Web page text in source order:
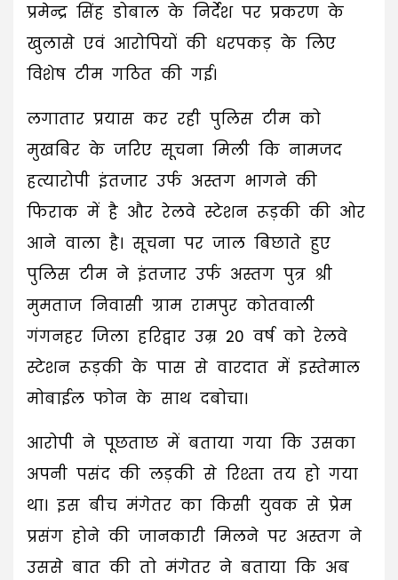
प्रमेन्द्र सिंह डोबाल के निर्देश पर प्रकरण के
खुलासे एवं आरोपियों की धरपकड़ के लिए
विशेष टीम गठित की गई।
लगातार प्रयास कर रही पुलिस टीम को
मुखबिर के जरिए सूचना मिली कि नामजद
हत्यारोपी इंतजार उर्फ अस्तग भागने की
फिराक में है और रेलवे स्टेशन रूड़की की ओर
आने वाला है। सूचना पर जाल बिछाते हुए
पुलिस टीम ने इंतजार उर्फ अस्तग पुत्र श्री
मुमताज निवासी ग्राम रामपुर कोतवाली
गंगनहर जिला हरिद्वार उम्र 20 वर्ष को रेलवे
स्टेशन रूड़की के पास से वारदात में इस्तेमाल
मोबाईल फोन के साथ दबोचा।
आरोपी ने पूछताछ में बताया गया कि उसका
अपनी पसंद की लड़की से रिश्ता तय हो गया
था। इस बीच मंगेतर का किसी युवक से प्रेम
प्रसंग होने की जानकारी मिलने पर अस्तग ने
उससे बात की तो मंगेतर ने बताया कि अब